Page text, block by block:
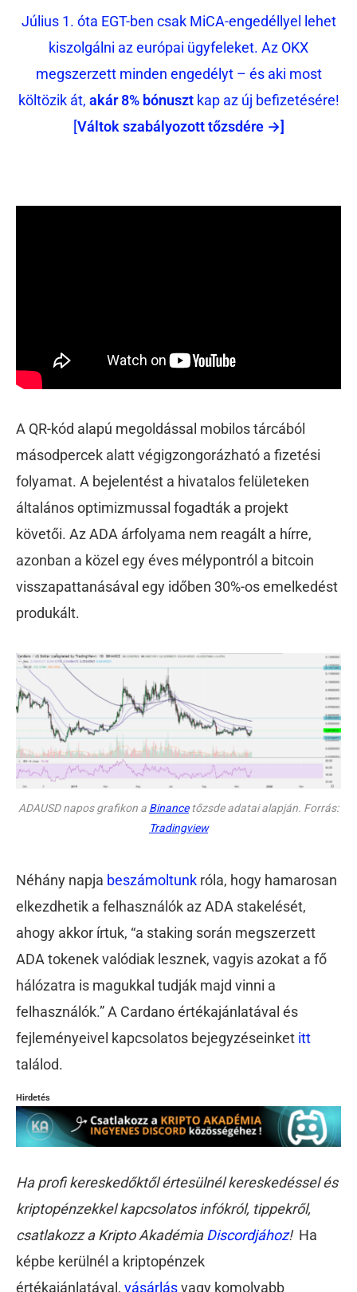
Július 1. óta EGT-ben csak MiCA-engedéllyel lehet
kiszolgálni az európai ügyfeleket. Az OKX
megszerzett minden engedélyt – és aki most
költözik át, akár 8% bónusztkap az új befizetésére!
[Váltok szabályozott tőzsdére →]
A QR-kód alapú megoldással mobilos tárcából
másodpercek alatt végigzongorázható a fizetési
folyamat. A bejelentést a hivatalos felületeken
általános optimizmussal fogadták a projekt
követői. Az ADA árfolyama nem reagált a hírre,
azonban a közel egy éves mélypontról a bitcoin
visszapattanásával egy időben 30%-os emelkedést
produkált.
ADAUSD napos grafikon a Binancetőzsde adatai alapján. Forrás:
Tradingview
Néhány napja beszámoltunk róla, hogy hamarosan
elkezdhetik a felhasználók az ADA stakelését,
ahogy akkor írtuk, “a staking során megszerzett
ADA tokenek valódiak lesznek, vagyis azokat a fő
hálózatra is magukkal tudják majd vinni a
felhasználók.” A Cardano értékajánlatával és
fejleményeivel kapcsolatos bejegyzéseinket itt
találod.
Hirdetés
Ha profi kereskedőktől értesülnél kereskedéssel és
kriptopénzekkel kapcsolatos infókról, tippekről,
csatlakozz a Kripto AkadémiaDiscordjához! Ha
képbe kerülnél a kriptopénzek
értékajánlatával, vásárlásvagy komolyabb